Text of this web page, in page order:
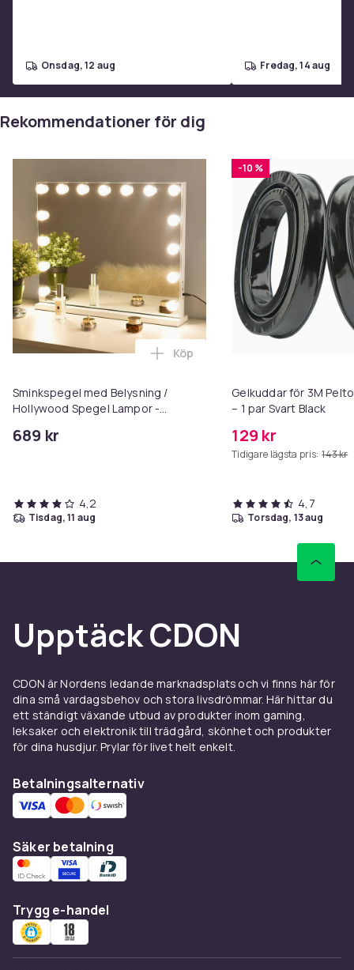
onsdag, 12 aug fredag, 14 aug
Rekommendationer för dig
Sminkspegel med Belysning /
Hollywood Spegel Lampor -
689 kr
Lägg till Sminkspegel med
Köp
4,2
tisdag, 11 aug
-10 %
Gelkuddar för 3M
– 1 par Svart Black
129 kr
Tidigare lägsta pris: 143 kr
4,7
torsdag, 13 aug
Upptäck CDON
CDON är Nordens ledande marknadsplats och vi finns här för
dina små vardagsbehov och stora livsdrömmar. Här hittar du
ett ständigt växande utbud av produkter inom gaming,
leksaker och elektronik till trädgård, skönhet och produkter
för dina husdjur. Prylar för livet helt enkelt.
Betalningsalternativ
Säker betalning
Trygg e-handel